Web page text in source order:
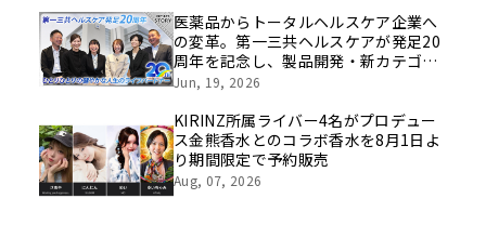
医薬品からトータルヘルスケア企業へ
の変革。第一三共ヘルスケアが発足20
周年を記念し、製品開発・新カテゴリ
挑戦の舞台や旧社統合時のエピソード
像を公開！
Jun, 19, 2026
KIRINZ所属ライバー4名がプロデュー
ス金熊香水とのコラボ香水を8月1日よ
り期間限定で予約販売
Aug, 07, 2026